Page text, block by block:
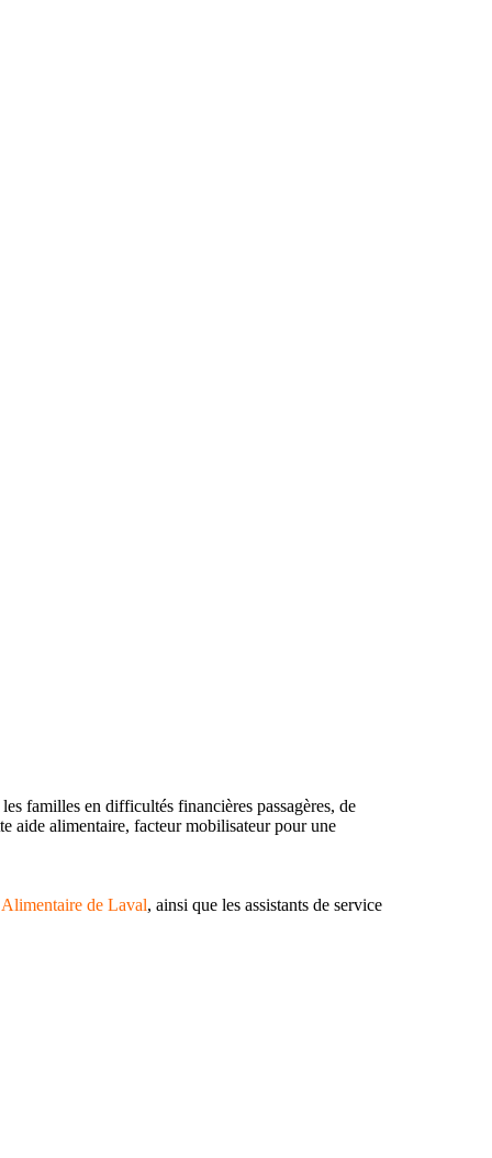
familles en difficultés financières passagères, de
aide alimentaire, facteur mobilisateur pour une
de Laval, ainsi que les assistants de service